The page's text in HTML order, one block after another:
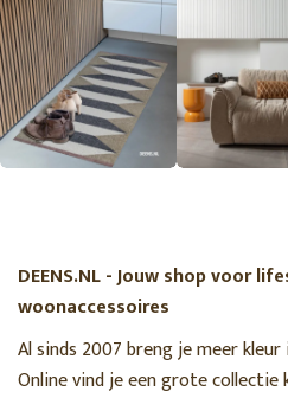
DEENS.NL - Jouw shop voor
woonaccessoires
Al sinds 2007 breng je meer kleur
Online vind je een grote